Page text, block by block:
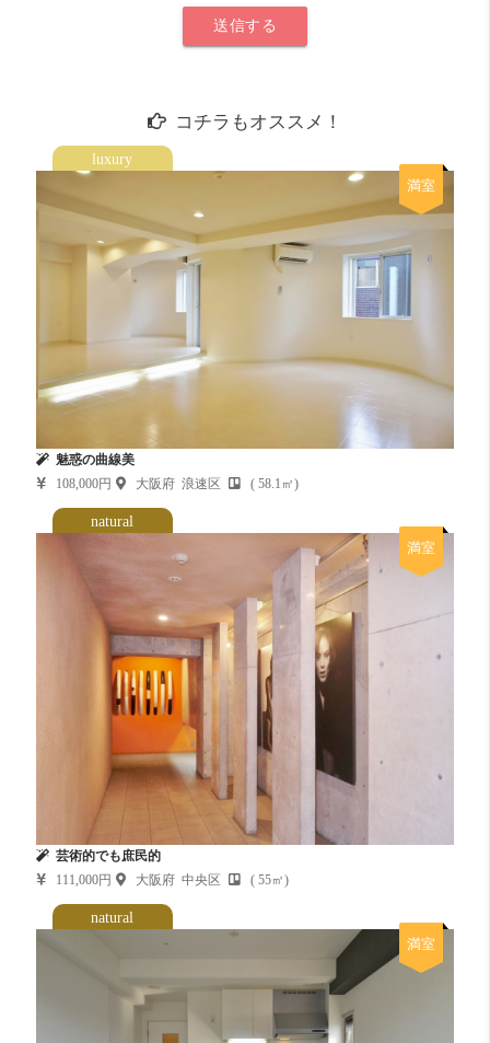
コチラもオススメ！
luxury
満室
魅惑の曲線美
108,000円
大阪府 浪速区 ( 58.1㎡)
natural
満室
芸術的でも庶民的
111,000円
大阪府 中央区 ( 55㎡)
natural
満室